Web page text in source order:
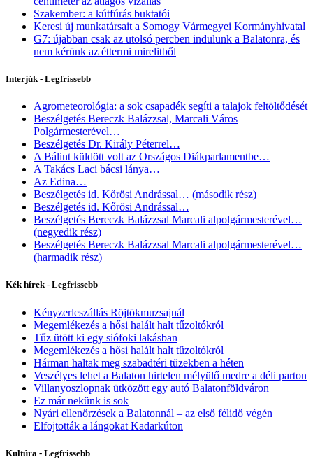
Szakember: a kútfúrás buktatói
Keresi új munkatársait a Somogy Vármegyei Kormányhivatal
G7: újabban csak az utolsó percben indulunk a Balatonra, és
nem kérünk az éttermi mirelitből
Interjúk - Legfrissebb
Agrometeorológia: a sok csapadék segíti a talajok feltöltődését
Beszélgetés Bereczk Balázzsal, Marcali Város
Polgármesterével…
Beszélgetés Dr. Király Péterrel…
A Bálint küldött volt az Országos Diákparlamentbe…
A Takács Laci bácsi lánya…
Az Edina…
Beszélgetés id. Kőrösi Andrással… (második rész)
Beszélgetés id. Kőrösi Andrással…
Beszélgetés Bereczk Balázzsal Marcali alpolgármesterével…
(negyedik rész)
Beszélgetés Bereczk Balázzsal Marcali alpolgármesterével…
(harmadik rész)
Kék hírek - Legfrissebb
Kényzerleszállás Röjtökmuzsajnál
Megemlékezés a hősi halált halt tűzoltókról
Tűz ütött ki egy siófoki lakásban
Megemlékezés a hősi halált halt tűzoltókról
Hárman haltak meg szabadtéri tüzekben a héten
Veszélyes lehet a Balaton hirtelen mélyülő medre a déli parton
Villanyoszlopnak ütközött egy autó Balatonföldváron
Ez már nekünk is sok
Nyári ellenőrzések a Balatonnál – az első félidő végén
Elfojtották a lángokat Kadarkúton
Kultúra - Legfrissebb